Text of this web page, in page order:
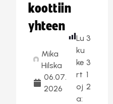
koottiin
yhteen
Mika
Hilska
06.07.
2026
Lu
ku
ke
rt
oj
a:
3
3
1
2